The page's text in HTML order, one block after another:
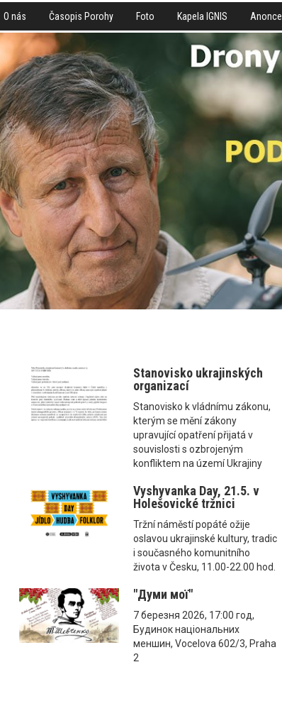
O nás Časopis Porohy Foto Kapela IGNIS Anonce
Stanovisko ukrajinských
organizací
Stanovisko k vládnímu zákonu,
kterým se mění zákony
upravující opatření přijatá v
souvislosti s ozbrojeným
konfliktem na území Ukrajiny
Vyshyvanka Day, 21.5. v
Holešovické tržnici
Tržní náměstí popáté ožije
oslavou ukrajinské kultury, tradic
i současného komunitního
života v Česku, 11.00-22.00 hod.
"Думи мої"
7 березня 2026, 17:00 год,
Будинок національних
меншин, Vocelova 602/3, Praha
2